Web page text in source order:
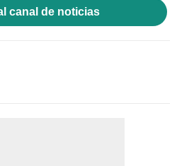
canal de noticias